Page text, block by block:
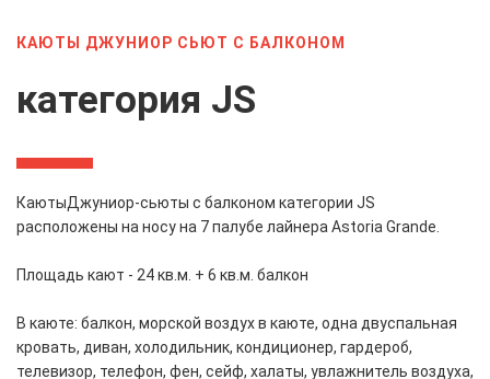
КАЮТЫ ДЖУНИОР СЬЮТ С БАЛКОНОМ
категория JS
КаютыДжуниор-сьюты с балконом категории JS
расположены на носу на 7 палубе лайнера Astoria Grande.
Площадь кают - 24 кв.м. + 6 кв.м. балкон
В каюте: балкон, морской воздух в каюте, одна двуспальная
кровать, диван, холодильник, кондиционер, гардероб,
телевизор, телефон, фен, сейф, халаты, увлажнитель воздуха,